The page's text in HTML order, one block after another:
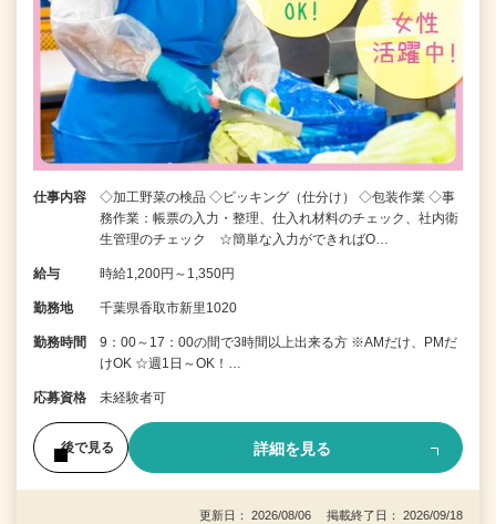
仕事内容
◇加工野菜の検品 ◇ピッキング（仕分け） ◇包装作業 ◇事
務作業：帳票の入力・整理、仕入れ材料のチェック、社内衛
生管理のチェック ☆簡単な入力ができればO…
給与 時給1,200円～1,350円
勤務地 千葉県香取市新里1020
勤務時間
9：00～17：00の間で3時間以上出来る方 ※AMだけ、PMだ
けOK ☆週1日～OK！…
応募資格 未経験者可
後で見る 詳細を見る
更新日： 2026/08/06 掲載終了日： 2026/09/18